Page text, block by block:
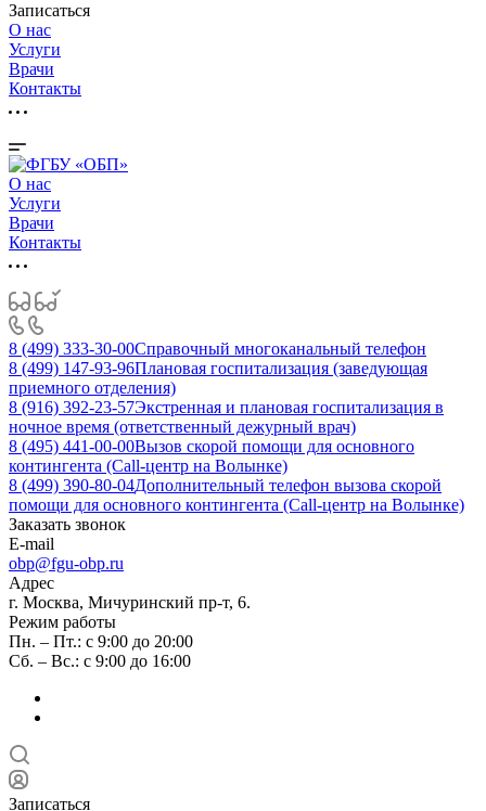
Записаться
О нас
Услуги
Врачи
Контакты
О нас
Услуги
Врачи
Контакты
8 (499) 333-30-00Справочный многоканальный телефон
8 (499) 147-93-96Плановая госпитализация (заведующая
приемного отделения)
8 (916) 392-23-57Экстренная и плановая госпитализация в
ночное время (ответственный дежурный врач)
8 (495) 441-00-00Вызов скорой помощи для основного
контингента (Call-центр на Волынке)
8 (499) 390-80-04Дополнительный телефон вызова скорой
помощи для основного контингента (Call-центр на Волынке)
Заказать звонок
E-mail
obp@fgu-obp.ru
Адрес
г. Москва, Мичуринский пр-т, 6.
Режим работы
Пн. – Пт.: с 9:00 до 20:00
Сб. – Вс.: с 9:00 до 16:00
Записаться